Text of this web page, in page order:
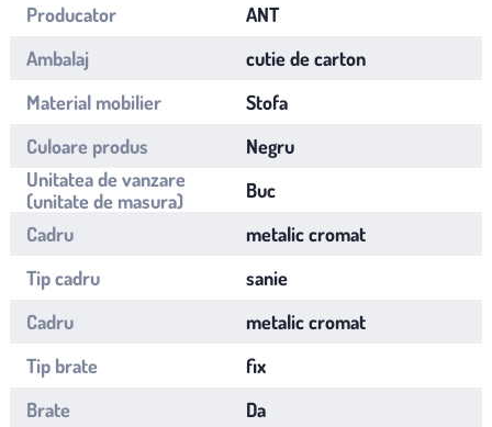
Producator
ANT
Ambalaj
cutie de carton
Material mobilier
Stofa
Culoare produs
Negru
Unitatea de vanzare
(unitate de masura)
Buc
Cadru
metalic cromat
Tip cadru
sanie
Cadru
metalic cromat
Tip brate
fix
Brate
Da